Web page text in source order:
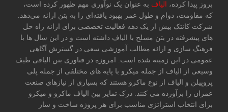
بروز پیدا کرده،
الیاف به عنوان یک نوآوری مهم ظهور کرده است،
که مقاومت، دوام و طول عمر بهبود یافته‌ای را به بتن ارائه می‌دهد.
شرکت کانتک بیش از یک دهه فعالیت تخصصی برای ارائه راه حل
های پیشرفته در بتن مسلح با الیاف داشته است و در این سال ها با
فرهنگ سازی و ارائه مطالب آموزشی سعی در گسترش آگاهی
عمومی در این زمینه شده است. امروزه در فناوری بتن الیافی طیف
وسیعی از الیاف از جمله میکرو با پایه های مختلفی از جمله پلی
پروپیلن و الیاف از نوع ماکرو هستند که بسیاری از نیازهای صنعت
عمران را برآورده می کنند. درک تمایز بین الیاف ماکرو و میکرو
برای انتخاب استراتژی مناسب برای هر پروژه ساخت و ساز